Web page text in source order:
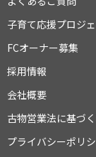
子育て応援プロジ
FCオーナー募集
採用情報
会社概要
古物営業法に基づ
プライバシーポリ